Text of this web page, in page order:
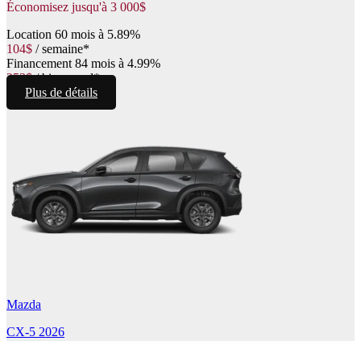
Économisez jusqu'à 3 000$
Location 60 mois à 5.89%
104$ /semaine*
Financement 84 mois à 4.99%
253$ /bimensuel*
Plus de détails
Mazda
CX-5 2026